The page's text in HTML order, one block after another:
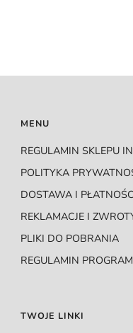
MENU
REGULAMIN SKLEPU
POLITYKA
DOSTAWA I
REKLAMACJE I
PLIKI DO POBRANIA
REGULAMIN
TWOJE LINKI